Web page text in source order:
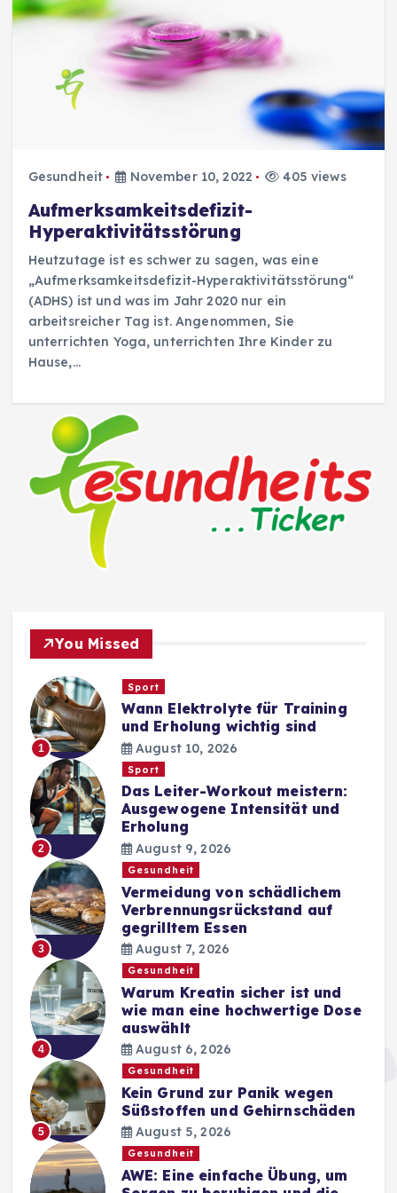
Gesundheit November 10, 2022 405 views
Aufmerksamkeitsdefizit-
Hyperaktivitätsstörung
Heutzutage ist es schwer zu sagen, was eine
„Aufmerksamkeitsdefizit-Hyperaktivitätsstörung“
(ADHS) ist und was im Jahr 2020 nur ein
arbeitsreicher Tag ist. Angenommen, Sie
unterrichten Yoga, unterrichten Ihre Kinder zu
Hause,…
You Missed
1
Sport
Wann Elektrolyte für Training
und Erholung wichtig sind
August 10, 2026
2
Sport
Das Leiter-Workout meistern:
Ausgewogene Intensität und
Erholung
August 9, 2026
3
Gesundheit
Vermeidung von schädlichem
Verbrennungsrückstand auf
gegrilltem Essen
August 7, 2026
4
Gesundheit
Warum Kreatin sicher ist und
wie man eine hochwertige Dose
auswählt
August 6, 2026
5
Gesundheit
Kein Grund zur Panik wegen
Süßstoffen und Gehirnschäden
August 5, 2026
Gesundheit
AWE: Eine einfache Übung, um